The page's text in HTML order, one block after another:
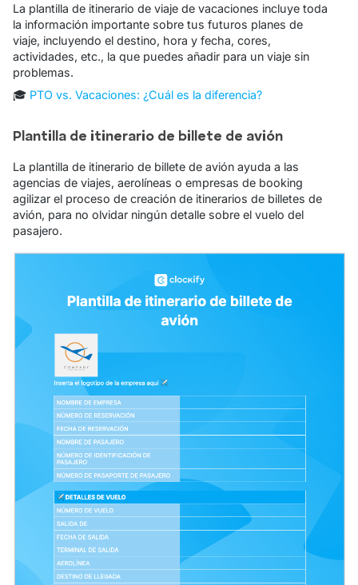
La plantilla de itinerario de viaje de vacaciones incluye toda
la información importante sobre tus futuros planes de
viaje, incluyendo el destino, hora y fecha, cores,
actividades, etc., la que puedes añadir para un viaje sin
problemas.
🎓 PTO vs. Vacaciones: ¿Cuál es la diferencia?
Plantilla de itinerario de billete de avión
La plantilla de itinerario de billete de avión ayuda a las
agencias de viajes, aerolíneas o empresas de booking
agilizar el proceso de creación de itinerarios de billetes de
avión, para no olvidar ningún detalle sobre el vuelo del
pasajero.